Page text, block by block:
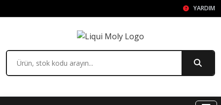
YARDIM